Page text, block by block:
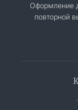
Оформление
повторной